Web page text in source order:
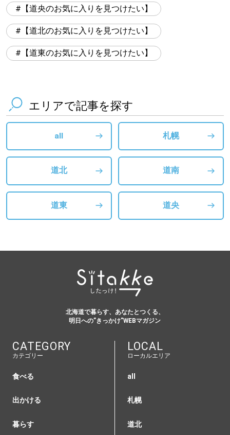
【道央のお気に入りを見つけたい】
【道北のお気に入りを見つけたい】
【道東のお気に入りを見つけたい】
エリアで記事を探す
all 札幌
道北 道南
道東 道央
北海道で暮らす、あなたとつくる、
明日への”きっかけ”WEBマガジン
CATEGORY
カテゴリー
食べる
出かける
暮らす
LOCAL
ローカルエリア
all
札幌
道北